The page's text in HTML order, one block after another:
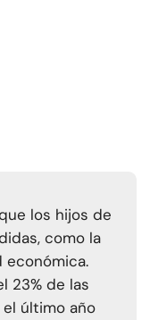
los hijos de
como la
23% de las
último año